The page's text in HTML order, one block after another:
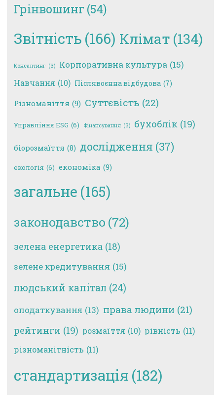
Грінвошинг (54)
Звітність (166) Клімат (134)
Консалтинг (3) Корпоративна культура (15)
Навчання (10) Післявоєнна відбудова (7)
Різноманіття (9) Суттєвість (22)
Управління ESG (6) Фінансування (3) бухоблік (19)
біорозмаїття (8) дослідження (37)
екологія (6) економіка (9)
загальне (165)
законодавство (72)
зелена енергетика (18)
зелене кредитування (15)
людський капітал (24)
оподаткування (13) права людини (21)
рейтинги (19) розмаїття (10) рівність (11)
різноманітність (11)
стандартизація (182)